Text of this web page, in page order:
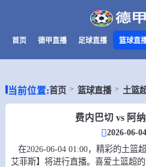
首页 德甲直播 足球直播 篮球直
当前位置:首页 篮球直播 土篮
费内巴切 vs 阿
2026-06-
在2026-06-04 01:00，精彩的土篮
艾菲斯】将进行直播。喜爱土篮超